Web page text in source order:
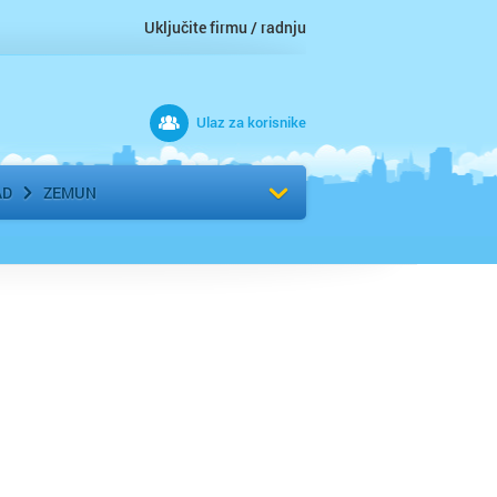
Uključite firmu / radnju
Ulaz za korisnike
ZEMUN